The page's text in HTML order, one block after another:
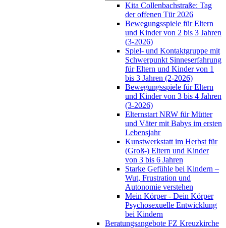
Kita Collenbachstraße: Tag
der offenen Tür 2026
Bewegungsspiele für Eltern
und Kinder von 2 bis 3 Jahren
(3-2026)
Spiel- und Kontaktgruppe mit
Schwerpunkt Sinneserfahrung
für Eltern und Kinder von 1
bis 3 Jahren (2-2026)
Bewegungsspiele für Eltern
und Kinder von 3 bis 4 Jahren
(3-2026)
Elternstart NRW für Mütter
und Väter mit Babys im ersten
Lebensjahr
Kunstwerkstatt im Herbst für
(Groß-) Eltern und Kinder
von 3 bis 6 Jahren
Starke Gefühle bei Kindern –
Wut, Frustration und
Autonomie verstehen
Mein Körper - Dein Körper
Psychosexuelle Entwicklung
bei Kindern
Beratungsangebote FZ Kreuzkirche